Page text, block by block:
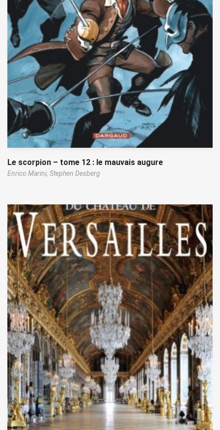
Le scorpion – tome 12 : le mauvais augure
Enrico Marini, Stephen Desberg